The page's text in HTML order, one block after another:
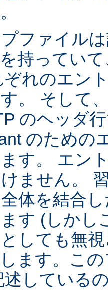
ファイル
持ってい
ぞれのエン
。 そして
のヘッダ
のための
す。 エン
ません。
体を結合
す (しかし
しても無
ます。こ
述している